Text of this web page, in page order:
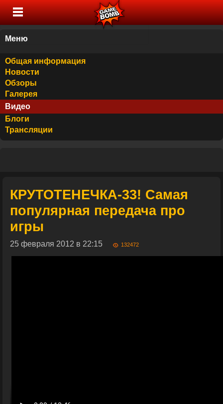
Меню
Общая информация
Новости
Обзоры
Галерея
Видео
Блоги
Трансляции
КРУТОТЕНЕЧКА-33! Самая
популярная передача про
игры
25 февраля 2012 в 22:15 132472